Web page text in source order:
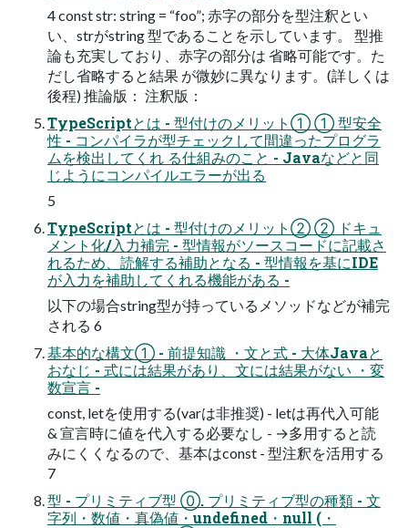
4 const str: string = “foo”; 赤字の部分を型注釈とい
い、strがstring 型であることを示しています。 型推
論も充実しており、赤字の部分は 省略可能です。た
だし省略すると結果 が微妙に異なります。(詳しくは
後程) 推論版： 注釈版：
TypeScriptとは - 型付けのメリット① ① 型安全
性 - コンパイラが型チェックして間違ったプログラ
ムを検出してくれ る仕組みのこと - Javaなどと同
じようにコンパイルエラーが出る
5
TypeScriptとは - 型付けのメリット② ② ドキュ
メント化/入力補完 - 型情報がソースコードに記載さ
れるため、読解する補助となる - 型情報を基にIDE
が入力を補助してくれる機能がある -
以下の場合string型が持っているメソッドなどが補完
される 6
基本的な構文① - 前提知識 ・文と式 - 大体Javaと
おなじ - 式には結果があり、文には結果がない ・変
数宣言 -
const, letを使用する(varは非推奨) - letは再代入可能
& 宣言時に値を代入する必要なし - →多用すると読
みにくくなるので、基本はconst - 型注釈を活用する
7
型 - プリミティブ型 ⓪. プリミティブ型の種類 - 文
字列・数値・真偽値・undefined・null (・